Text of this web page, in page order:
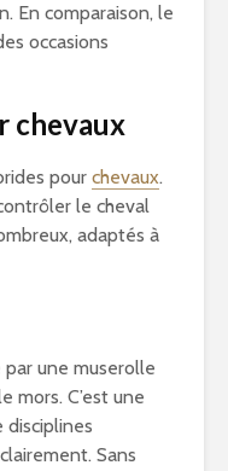
En comparaison, le
occasions
chevaux
pour chevaux.
le cheval
adaptés à
par une muserolle
mors. C’est une
Sans